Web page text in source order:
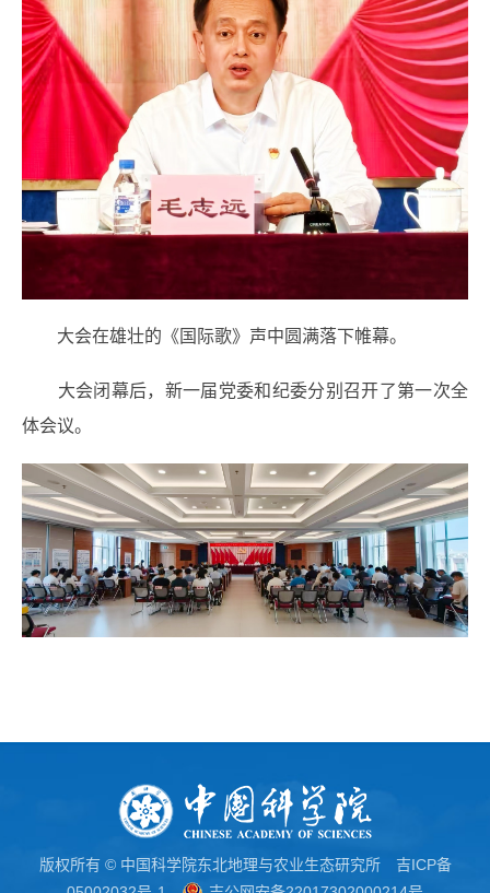
大会在雄壮的《国际歌》声中圆满落下帷幕。
大会闭幕后，新一届党委和纪委分别召开了第一次全
体会议。
版权所有 © 中国科学院东北地理与农业生态研究所 吉ICP备